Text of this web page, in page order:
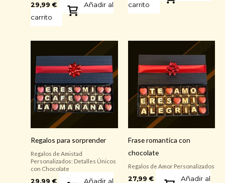
29,99€
Añadir al
carrito
carrito
Regalos para sorprender
Regalos de Amistad
Personalizados: Detalles Únicos
con Chocolate
29,99€
Añadir al
Frase romantica con
chocolate
Regalos de Amor Personalizados
27,99 €
Añadir al